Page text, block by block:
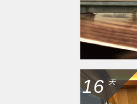
16 天